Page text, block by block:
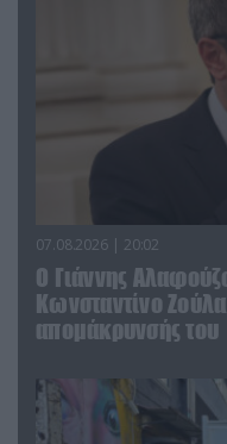
07.08.2026 | 20:02
Ο Γιάννης
Κωνσταντίνο
απομάκρυνσής του